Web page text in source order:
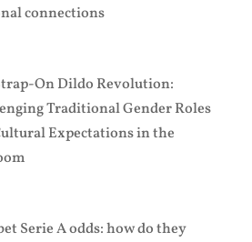
connections
On Dildo Revolution:
Traditional Gender Roles
Expectations in the
Serie A odds: how do they